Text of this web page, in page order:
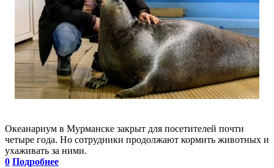
Океанариум в Мурманске закрыт для посетителей почти
четыре года. Но сотрудники продолжают кормить животных и
ухаживать за ними.
0 Подробнее